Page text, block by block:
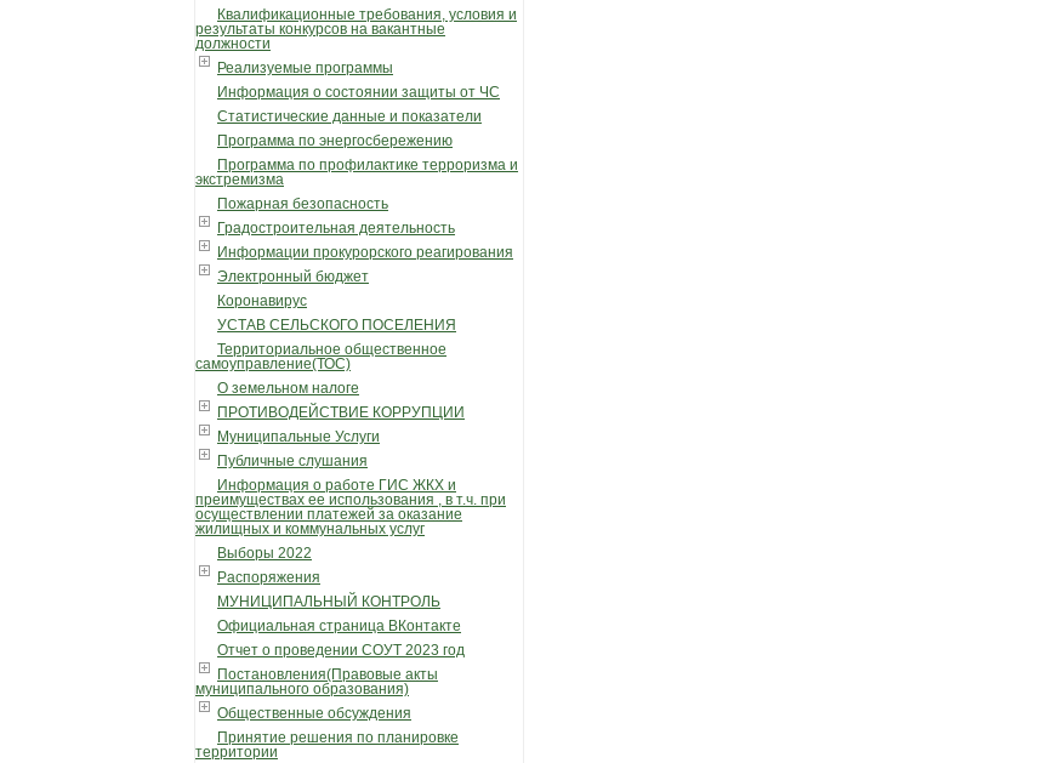
Квалификационные требования, условия и
результаты конкурсов на вакантные
должности
Реализуемые программы
Информация о состоянии защиты от ЧС
Статистические данные и показатели
Программа по энергосбережению
Программа по профилактике терроризма и
экстремизма
Пожарная безопасность
Градостроительная деятельность
Информации прокурорского реагирования
Электронный бюджет
Коронавирус
УСТАВ СЕЛЬСКОГО ПОСЕЛЕНИЯ
Территориальное общественное
самоуправление(ТОС)
О земельном налоге
ПРОТИВОДЕЙСТВИЕ КОРРУПЦИИ
Муниципальные Услуги
Публичные слушания
Информация о работе ГИС ЖКХ и
преимуществах ее использования , в т.ч. при
осуществлении платежей за оказание
жилищных и коммунальных услуг
Выборы 2022
Распоряжения
МУНИЦИПАЛЬНЫЙ КОНТРОЛЬ
Официальная страница ВКонтакте
Отчет о проведении СОУТ 2023 год
Постановления(Правовые акты
муниципального образования)
Общественные обсуждения
Принятие решения по планировке
территории